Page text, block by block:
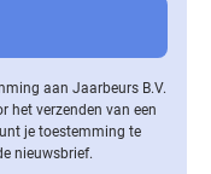
aan Jaarbeurs B.V.
het verzenden van een
je toestemming te
nieuwsbrief.